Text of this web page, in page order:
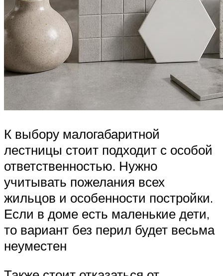
К выбору малогабаритной
лестницы стоит подходит с особой
ответственностью. Нужно
учитывать пожелания всех
жильцов и особенности постройки.
Если в доме есть маленькие дети,
то вариант без перил будет весьма
неуместен